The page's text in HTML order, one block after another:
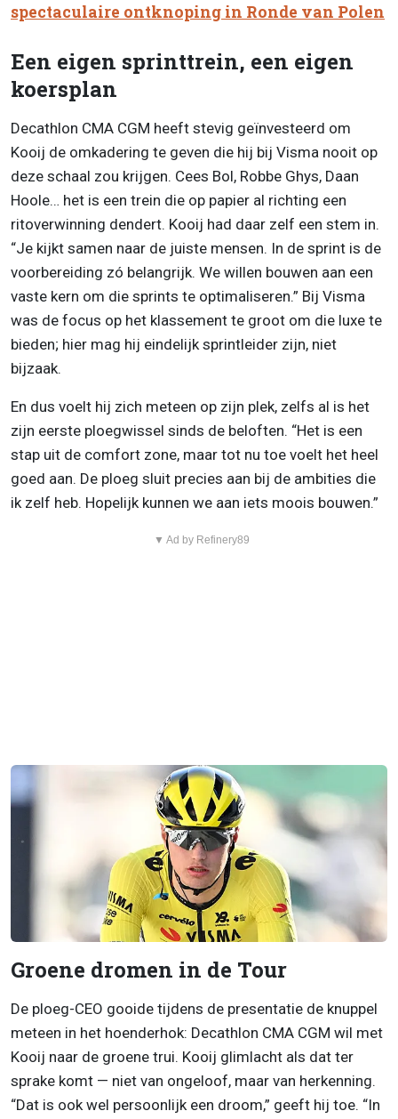
spectaculaire ontknoping in Ronde van Polen
Een eigen sprinttrein, een eigen
koersplan
Decathlon CMA CGM heeft stevig geïnvesteerd om
Kooij de omkadering te geven die hij bij Visma nooit op
deze schaal zou krijgen. Cees Bol, Robbe Ghys, Daan
Hoole… het is een trein die op papier al richting een
ritoverwinning dendert. Kooij had daar zelf een stem in.
“Je kijkt samen naar de juiste mensen. In de sprint is de
voorbereiding zó belangrijk. We willen bouwen aan een
vaste kern om die sprints te optimaliseren.” Bij Visma
was de focus op het klassement te groot om die luxe te
bieden; hier mag hij eindelijk sprintleider zijn, niet
bijzaak.
En dus voelt hij zich meteen op zijn plek, zelfs al is het
zijn eerste ploegwissel sinds de beloften. “Het is een
stap uit de comfort zone, maar tot nu toe voelt het heel
goed aan. De ploeg sluit precies aan bij de ambities die
ik zelf heb. Hopelijk kunnen we aan iets moois bouwen.”
▼ Ad by Refinery89
Groene dromen in de Tour
De ploeg-CEO gooide tijdens de presentatie de knuppel
meteen in het hoenderhok: Decathlon CMA CGM wil met
Kooij naar de groene trui. Kooij glimlacht als dat ter
sprake komt — niet van ongeloof, maar van herkenning.
“Dat is ook wel persoonlijk een droom,” geeft hij toe. “In